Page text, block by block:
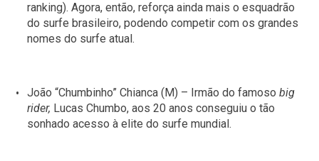
ranking). Agora, então, reforça ainda mais o esquadrão
do surfe brasileiro, podendo competir com os grandes
nomes do surfe atual.
João “Chumbinho” Chianca (M) – Irmão do famosobig
rider, Lucas Chumbo, aos 20 anos conseguiu o tão
sonhado acesso à elite do surfe mundial.